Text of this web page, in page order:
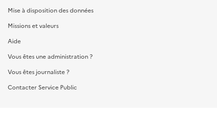
Mise à disposition des données
Missions et valeurs
Aide
Vous êtes une administration ?
Vous êtes journaliste ?
Contacter Service Public